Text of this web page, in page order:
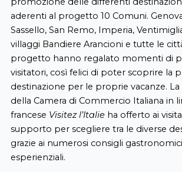
aderenti al progetto 10 Comuni.
Sassello, San Remo, Imperia,
villaggi Bandiere Arancioni e tutte le
progetto hanno regalato momenti di
visitatori, così felici di poter scoprire la
destinazione per le proprie vacanze. La
della Camera di Commercio Italiana in
francese Visitez l’Italie ha offerto ai
supporto per scegliere tra le diverse
grazie ai numerosi consigli
esperienziali.